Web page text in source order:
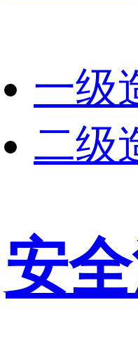
一级
二级
安